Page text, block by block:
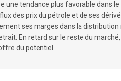
une tendance plus favorable dans le
des prix du pétrole et de ses
ses marges dans la distribution
En retard sur le reste du
du potentiel.